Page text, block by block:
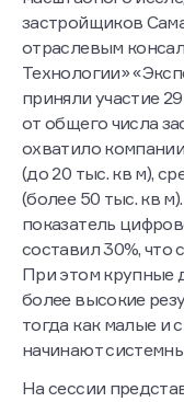
застройщиков
отраслевым
Технологии»
приняли участие
от общего числа
охватило
(до 20 тыс. кв м),
(более 50 тыс. кв
показатель
составил 30%, что
При этом крупные
более высокие
тогда как малые и
начинают
На сессии